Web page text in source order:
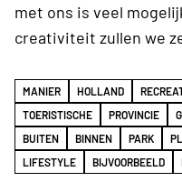
met ons is veel
creativiteit zullen we
MANIER HOLLAND
TOERISTISCHE
PROVINCIE
BUITEN
BINNEN PARK
LIFESTYLE
BIJVOORBEELD